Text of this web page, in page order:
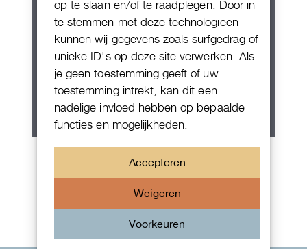
op te slaan en/of te raadplegen. Door in
te stemmen met deze technologieën
kunnen wij gegevens zoals surfgedrag of
unieke ID's op deze site verwerken. Als
je geen toestemming geeft of uw
toestemming intrekt, kan dit een
nadelige invloed hebben op bepaalde
functies en mogelijkheden.
Accepteren
Weigeren
Voorkeuren
Patek Philippe Annual Calendar
Chornograaf